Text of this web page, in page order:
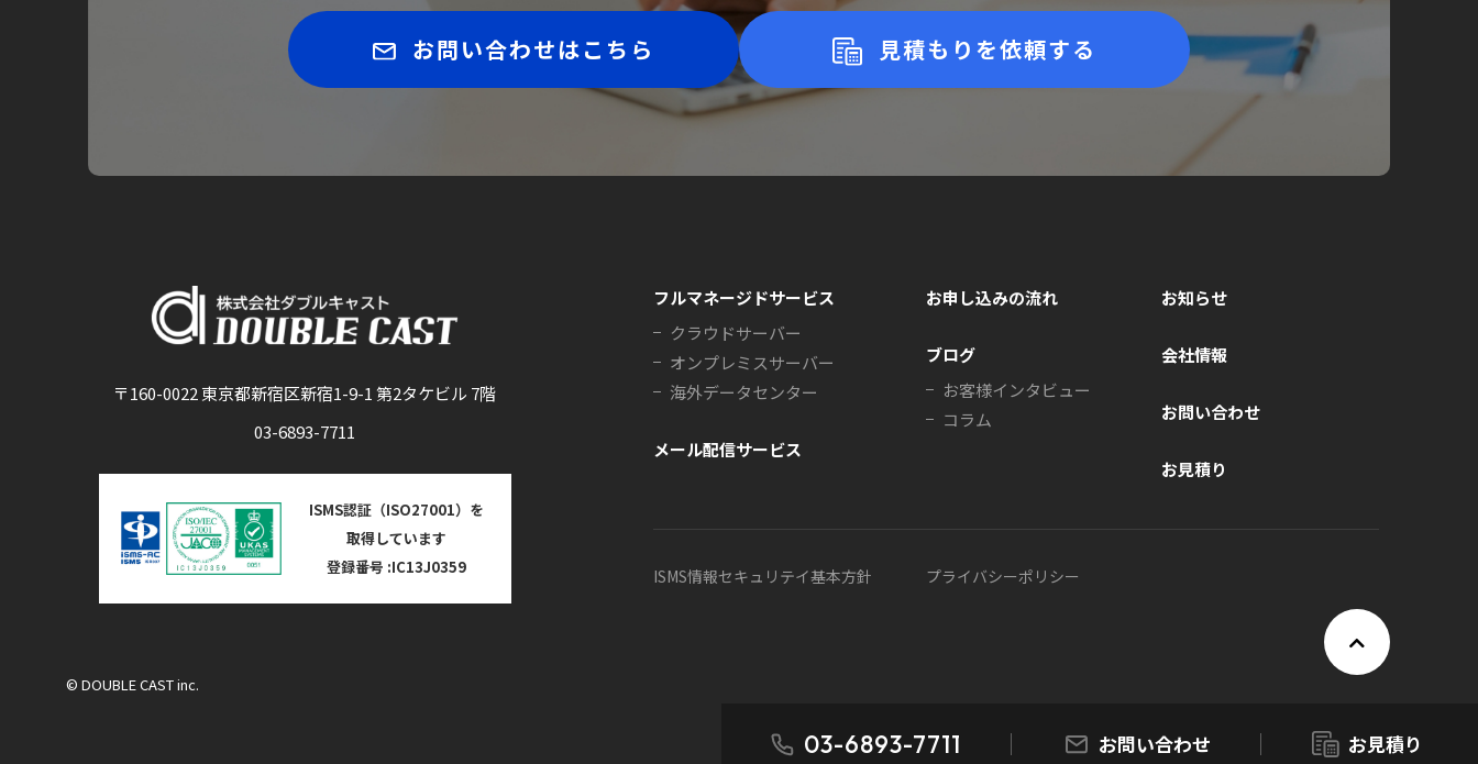
03-6893-7711 お問い合わせ お見積り
お問い合わせはこちら 見積もりを依頼する
〒160-0022 東京都新宿区新宿1-9-1 第2タケビル 7階
03-6893-7711
ISMS認証（ISO27001）を
取得しています
登録番号 :IC13J0359
フルマネージドサービス
クラウドサーバー
オンプレミスサーバー
海外データセンター
メール配信サービス
お申し込みの流れ
ブログ
お客様インタビュー
コラム
お知らせ
会社情報
お問い合わせ
お見積り
ISMS情報セキュリテイ基本方針 プライバシーポリシー
© DOUBLE CAST inc.